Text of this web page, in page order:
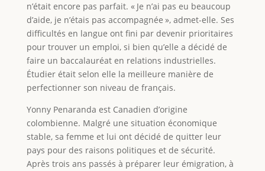
n’était encore pas parfait. « Je n’ai pas eu beaucoup
d’aide, je n’étais pas accompagnée », admet-elle. Ses
difficultés en langue ont fini par devenir prioritaires
pour trouver un emploi, si bien qu’elle a décidé de
faire un baccalauréat en relations industrielles.
Étudier était selon elle la meilleure manière de
perfectionner son niveau de français.
Yonny Penaranda est Canadien d’origine
colombienne. Malgré une situation économique
stable, sa femme et lui ont décidé de quitter leur
pays pour des raisons politiques et de sécurité.
Après trois ans passés à préparer leur émigration, à